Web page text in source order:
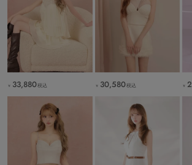
￥ 33,880税込 ￥ 30,580税込 ￥